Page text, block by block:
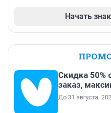
Начать
Скидка 50%
заказ,
До 31 августа,